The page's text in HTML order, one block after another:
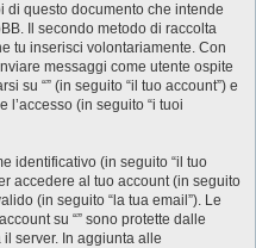
di questo documento che intende
Il secondo metodo di raccolta
tu inserisci volontariamente. Con
messaggi come utente ospite
su “” (in seguito “il tuo account”) e
l’accesso (in seguito “i tuoi
identificativo (in seguito “il tuo
accedere al tuo account (in seguito
(in seguito “la tua email”). Le
su “” sono protette dalle
server. In aggiunta alle